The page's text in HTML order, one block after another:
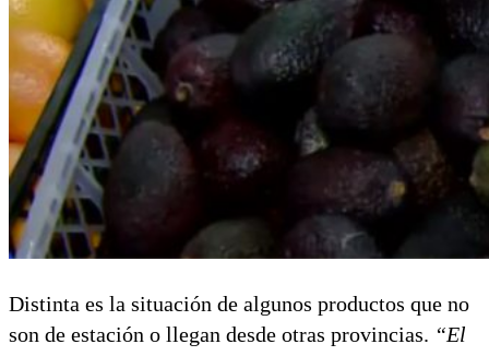
Distinta es la situación de algunos productos que no
son de estación o llegan desde otras provincias. “El